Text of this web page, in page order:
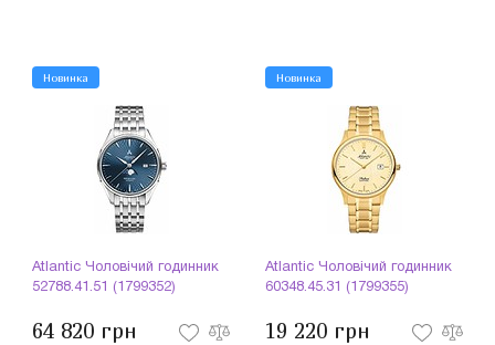
Новинка
Atlantic Чоловічий годинник
52788.41.51 (1799352)
64 820 грн
Новинка
Atlantic Чоловічий годинник
60348.45.31 (1799355)
19 220 грн